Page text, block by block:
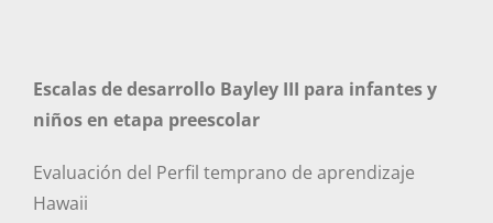
Escalas de desarrollo Bayley III para infantes y
niños en etapa preescolar
Evaluación del Perfil temprano de aprendizaje
Hawaii